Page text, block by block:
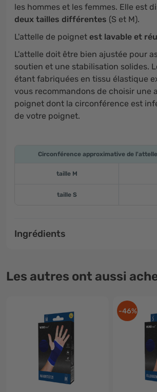
les hommes et les femmes. Elle est
deux tailles différentes (S et M).
L'attelle de poignet est lavable et
L'attelle doit être bien ajustée pour
soutien et une stabilisation solides.
étant fabriquées en tissu élastique
vous recommandons de choisir une
poignet dont la circonférence est
de votre poignet.
Circonférence approximative de
taille M
taille S
Ingrédients
Les autres ont aussi
-46%